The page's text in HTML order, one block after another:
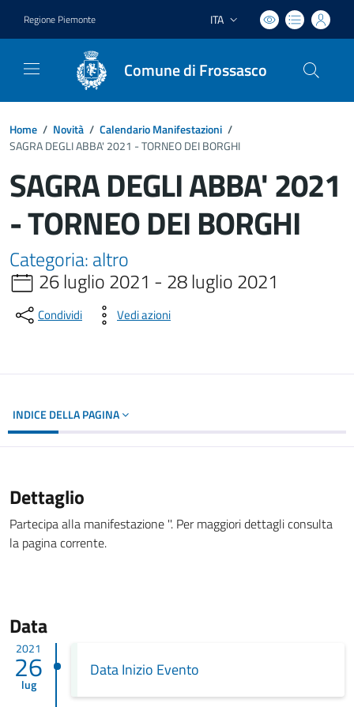
Regione Piemonte Lingua attiva:
ITA
Comune di Frossasco
Home / Novità / Calendario Manifestazioni /
SAGRA DEGLI ABBA' 2021 - TORNEO DEI BORGHI
SAGRA DEGLI ABBA' 2021
- TORNEO DEI BORGHI
Categoria: altro
26 luglio 2021 - 28 luglio 2021
Condividi Vedi azioni
INDICE DELLA PAGINA
Dettaglio
Partecipa alla manifestazione ''. Per maggiori dettagli consulta
la pagina corrente.
Data
2021
26
lug
Data Inizio Evento